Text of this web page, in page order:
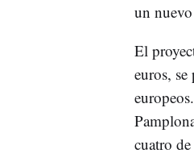
un
El
euros,
cuatro